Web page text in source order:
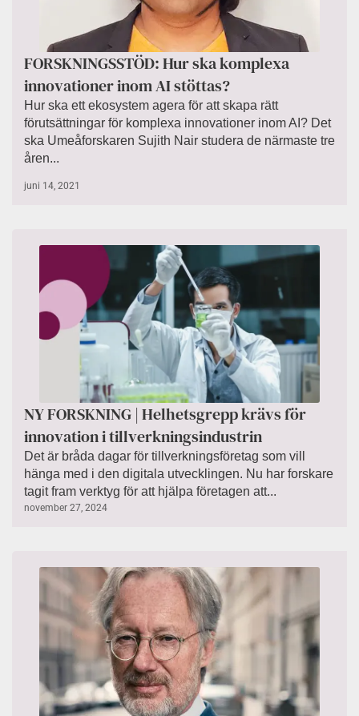
FORSKNINGSSTÖD: Hur ska komplexa
innovationer inom AI stöttas?
Hur ska ett ekosystem agera för att skapa rätt
förutsättningar för komplexa innovationer inom AI? Det
ska Umeåforskaren Sujith Nair studera de närmaste tre
åren...
juni 14, 2021
NY FORSKNING | Helhetsgrepp krävs för
innovation i tillverkningsindustrin
Det är bråda dagar för tillverkningsföretag som vill
hänga med i den digitala utvecklingen. Nu har forskare
tagit fram verktyg för att hjälpa företagen att...
november 27, 2024